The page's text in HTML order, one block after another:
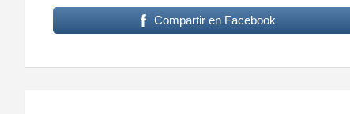
Compartir en Facebook